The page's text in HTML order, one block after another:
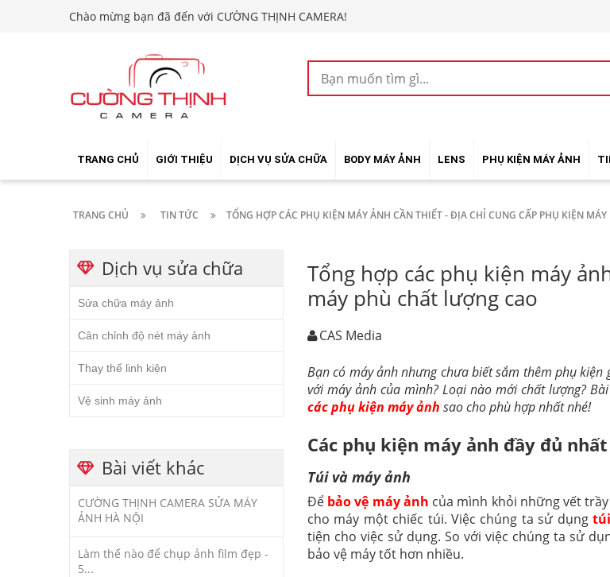
Chào mừng bạn đã đến với CƯỜNG THỊNH CAMERA!
TRANG CHỦ GIỚI THIỆU DỊCH VỤ SỬA CHỮA BODY MÁY ẢNH LENS PHỤ KIỆN MÁY ẢNH
TRANG CHỦ TIN TỨC TỔNG HỢP CÁC PHỤ KIỆN MÁY ẢNH CẦN THIẾT - ĐỊA CHỈ CUNG CẤP PHỤ KIỆN
Dịch vụ sửa chữa
Sửa chữa máy ảnh
Cân chỉnh độ nét máy ảnh
Thay thế linh kiện
Vệ sinh máy ảnh
Bài viết khác
CƯỜNG THỊNH CAMERA SỬA MÁY
ẢNH HÀ NỘI
Làm thế nào để chụp ảnh film đẹp -
5...
Tổng hợp các phụ kiện máy
máy phù chất lượng cao
CAS Media
Bạn có máy ảnh nhưng chưa biết sắm thêm phụ
với máy ảnh của mình? Loại nào mới chất lượng?
các phụ kiện máy ảnh sao cho phù hợp nhất nhé!
Các phụ kiện máy ảnh đầy đủ nhất
Túi và máy ảnh
Để bảo vệ máy ảnh của mình khỏi những vết
cho máy một chiếc túi. Việc chúng ta sử dụng
tiện cho việc sử dụng. So với việc chúng ta sử
bảo vệ máy tốt hơn nhiều.